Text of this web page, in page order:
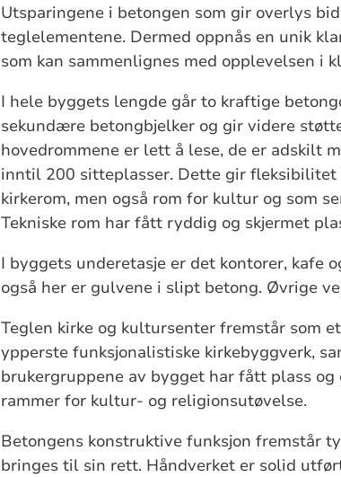
Utsparingene i betongen som gir overlys
teglelementene. Dermed oppnås en unik
som kan sammenlignes med opplevelsen i
I hele byggets lengde går to kraftige
sekundære betongbjelker og gir videre
hovedrommene er lett å lese, de er adskilt
inntil 200 sitteplasser. Dette gir fleksibilitet
kirkerom, men også rom for kultur og som
Tekniske rom har fått ryddig og skjermet
I byggets underetasje er det kontorer, kafe
også her er gulvene i slipt betong. Øvrige
Teglen kirke og kultursenter fremstår som
ypperste funksjonalistiske kirkebyggverk,
brukergruppene av bygget har fått plass
rammer for kultur- og religionsutøvelse.
Betongens konstruktive funksjon fremstår
bringes til sin rett. Håndverket er solid